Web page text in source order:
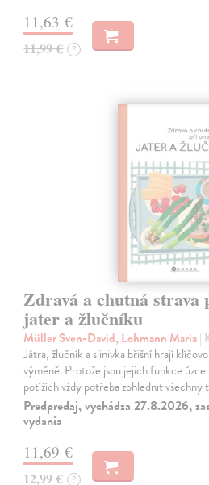
11,63 €
11,99 € ?
Zdravá a chutná strava
jater a žlučníku
Müller Sven-David, Lohmann Maria|
Játra, žlučník a slinivka břišní hrají
výměně. Protože jsou jejich funkce
potížích vždy potřeba zohlednit všechny
Predpredaj, vychádza 27.8.2026,
vydania
11,69 €
12,99 € ?